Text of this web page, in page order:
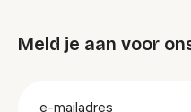
Meld je aan voor